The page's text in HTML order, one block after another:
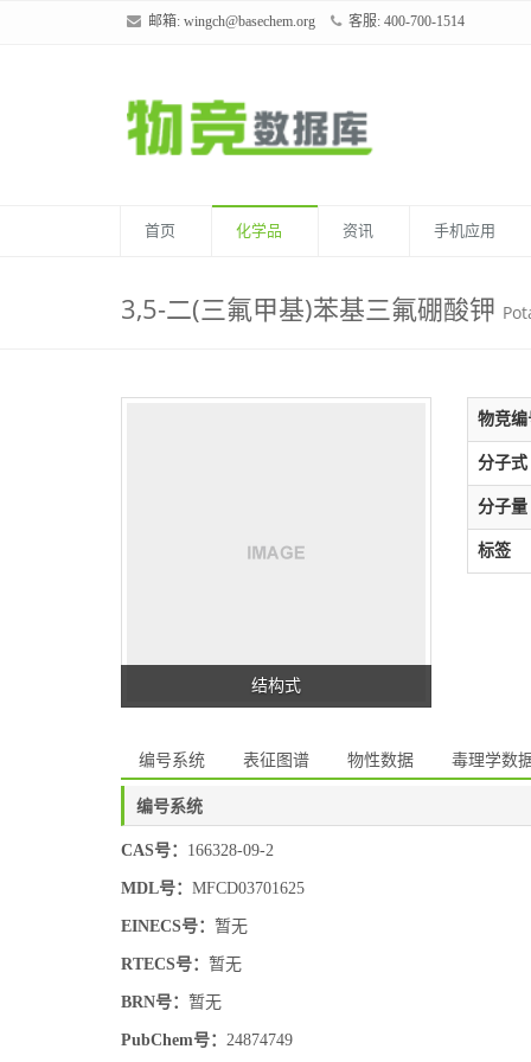
邮箱: wingch@basechem.org 客服: 400-700-1514
首页 化学品 资讯 手机应用
3,5-二(三氟甲基)苯基三氟硼酸钾
结构式
物竞编
分子式
分子量
标签
编号系统 表征图谱 物性数据 毒理学数
编号系统
CAS号： 166328-09-2
MDL号： MFCD03701625
EINECS号： 暂无
RTECS号： 暂无
BRN号： 暂无
PubChem号： 24874749